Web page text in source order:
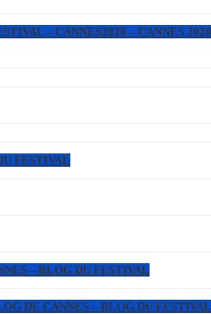
– CANNES2020 – CANNES
FESTIVAL
– BLOG DU FESTIVAL
DE CANNES – BLOG DU FESTIVAL